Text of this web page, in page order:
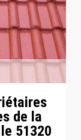
de la
51320